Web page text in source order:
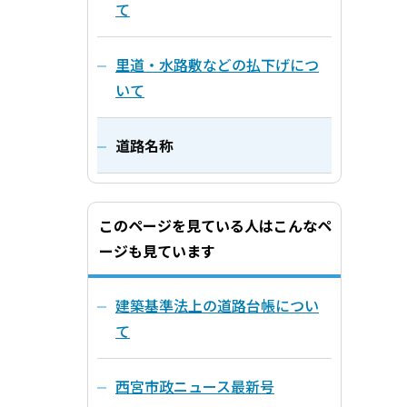
て
里道・水路敷などの払下げにつ
いて
道路名称
このページを見ている人はこんなペ
ージも見ています
建築基準法上の道路台帳につい
て
西宮市政ニュース最新号